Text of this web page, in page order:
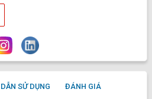
SỬ DỤNG ĐÁNH GIÁ